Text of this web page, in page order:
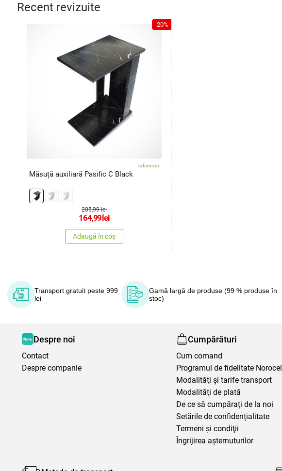
Recent revizuite
-20%
la furnizor
Măsuță auxiliară Pasific C Black
205,99 lei
164,99lei
Adaugă în coș
Transport gratuit peste 999
lei
Gamă largă de produse (99 % produse în
stoc)
Despre noi
Contact
Despre companie
Cumpărături
Cum comand
Programul de fidelitate Norocei
Modalităţi şi tarife transport
Modalităţi de plată
De ce să cumpăraţi de la noi
Setările de confidențialitate
Termeni şi condiţii
Îngrijirea așternuturilor